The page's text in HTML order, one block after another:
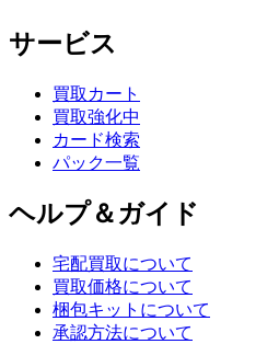
サービス
買取カート
買取強化中
カード検索
パック一覧
ヘルプ＆ガイド
宅配買取について
買取価格について
梱包キットについて
承認方法について